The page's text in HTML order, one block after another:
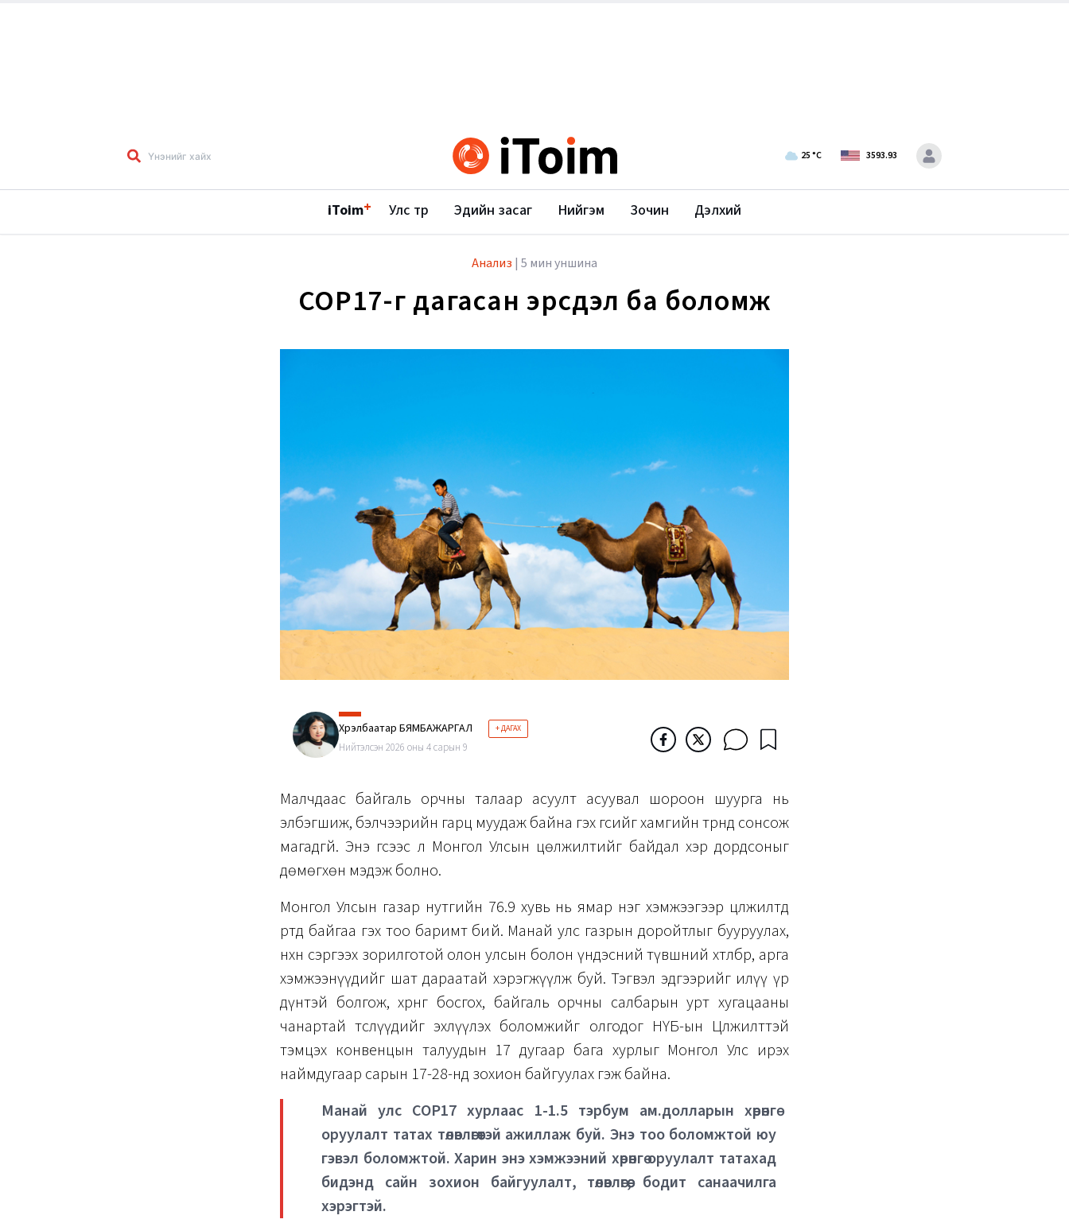
25°C 3593.93
iToim+ Улс төр Эдийн засаг Нийгэм Зочин Дэлхий
Анализ | 5 мин уншина
COP17-г дагасан эрсдэл ба боломж
Хүрэлбаатар БЯМБАЖАРГАЛ + ДАГАХ
Нийтэлсэн 2026 оны 4 сарын 9
Малчдаас байгаль орчны талаар асуулт асуувал шороон шуурга нь
элбэгшиж, бэлчээрийн гарц муудаж байна гэх үгсийг хамгийн түрүүнд сонсож
магадгүй. Энэ үгсээс л Монгол Улсын цөлжилтийг байдал хэр дордсоныг
дөмөгхөн мэдэж болно.
Монгол Улсын газар нутгийн 76.9 хувь нь ямар нэг хэмжээгээр цөлжилтөд
өртөөд байгаа гэх тоо баримт бий. Манай улс газрын доройтлыг бууруулах,
нөхөн сэргээх зорилготой олон улсын болон үндэсний түвшний хөтөлбөр, арга
хэмжээнүүдийг шат дараатай хэрэгжүүлж буй. Тэгвэл эдгээрийг илүү үр
дүнтэй болгож, хөрөнгө босгох, байгаль орчны салбарын урт хугацааны
чанартай төслүүдийг эхлүүлэх боломжийг олгодог НҮБ-ын Цөлжилттэй
тэмцэх конвенцын талуудын 17 дугаар бага хурлыг Монгол Улс ирэх
наймдугаар сарын 17-28-нд зохион байгуулах гэж байна.
Манай улс COP17 хурлаас 1-1.5 тэрбум ам.долларын хөрөнгө
оруулалт татах төлөвлөгөөтэй ажиллаж буй. Энэ тоо боломжтой юу
гэвэл боломжтой. Харин энэ хэмжээний хөрөнгө оруулалт татахад
бидэнд сайн зохион байгуулалт, төлөвлөгөө, бодит санаачилга
хэрэгтэй.